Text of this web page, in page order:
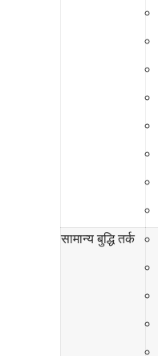
सामान्य बुद्धि तर्क